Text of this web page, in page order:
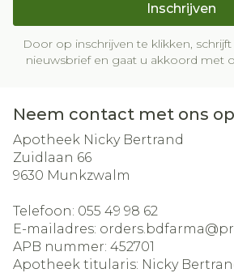
Inschrijven
Door op inschrijven te klikken,
nieuwsbrief en gaat u akkoord met
Neem contact met ons op
Apotheek Nicky Bertrand
Zuidlaan 66
9630 Munkzwalm
Telefoon: 055 49 98 62
E-mailadres: orders.bdfarma@
APB nummer: 452701
Apotheek titularis: Nicky